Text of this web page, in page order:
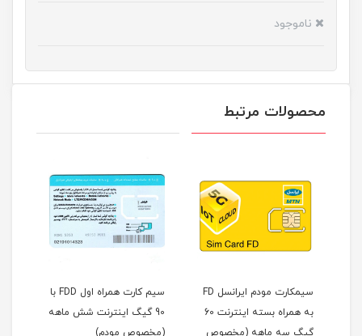
ناموجود
محصولات مرتبط
سیمکارت مودم ایرانسل FD
به همراه بسته اینترنت 60
گیگ سه ماهه (مخصوص
سیم کارت همراه اول FDD با
90 گیگ اینترنت شش ماهه
(مخصوص مودم)